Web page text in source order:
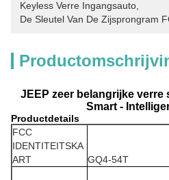
Keyless Verre Ingangsauto
De Sleutel Van De Zijsprongram
JEEP zeer belangrijke verre
Smart -
Productdetails
FCC
IDENTITEITSKA
ART
GQ4-54T